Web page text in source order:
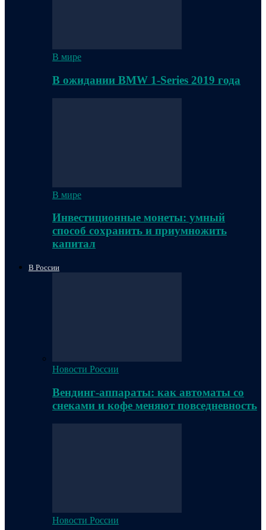
В мире
В ожидании BMW 1-Series 2019 года
В мире
Инвестиционные монеты: умный
способ сохранить и приумножить
капитал
В России
Новости России
Вендинг-аппараты: как автоматы со
снеками и кофе меняют повседневность
Новости России